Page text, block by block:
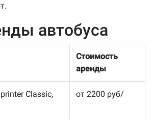
автобуса
Стоимость
аренды
Classic,
от 2200 руб/